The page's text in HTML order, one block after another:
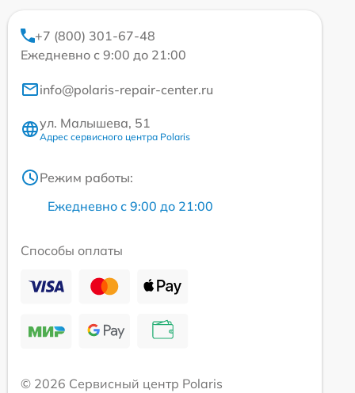
+7 (800) 301-67-48
Ежедневно с 9:00 до 21:00
info@polaris-repair-center.ru
ул. Малышева, 51
Адрес сервисного центра Polaris
Режим работы:
Ежедневно с 9:00 до 21:00
Способы оплаты
© 2026 Сервисный центр Polaris